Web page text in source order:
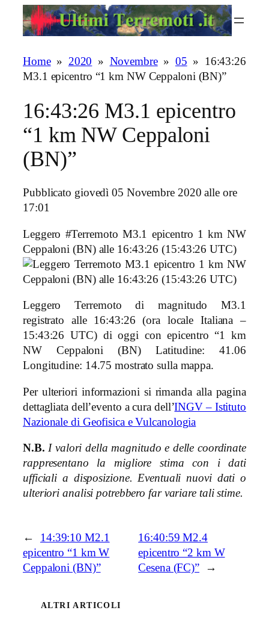
Home» 2020 » Novembre» 05 » 16:43:26
M3.1 epicentro “1 km NW Ceppaloni (BN)”
16:43:26 M3.1 epicentro
“1 km NW Ceppaloni
(BN)”
Pubblicato giovedì 05 Novembre 2020 alle ore
17:01
Leggero #Terremoto M3.1 epicentro 1 km NW
Ceppaloni (BN)alle 16:43:26 (15:43:26 UTC)
Leggero Terremoto di magnitudo M3.1
registrato alle 16:43:26 (ora locale Italiana –
15:43:26 UTC) di oggi con epicentro “1 km
NW Ceppaloni (BN) Latitudine: 41.06
Longitudine: 14.75 mostrato sulla mappa.
Per ulteriori informazioni si rimanda alla pagina
dettagliata dell’evento a cura dell’INGV – Istituto
Nazionale di Geofisica e Vulcanologia
N.B. I valori della magnitudo e delle coordinate
rappresentano la migliore stima con i dati
ufficiali a disposizione. Eventuali nuovi dati o
ulteriori analisi potrebbero far variare tali stime.
←
14:39:10 M2.1
epicentro “1 km W
Ceppaloni (BN)”
16:40:59 M2.4
epicentro “2 km W
Cesena (FC)”
→
ALTRI ARTICOLI